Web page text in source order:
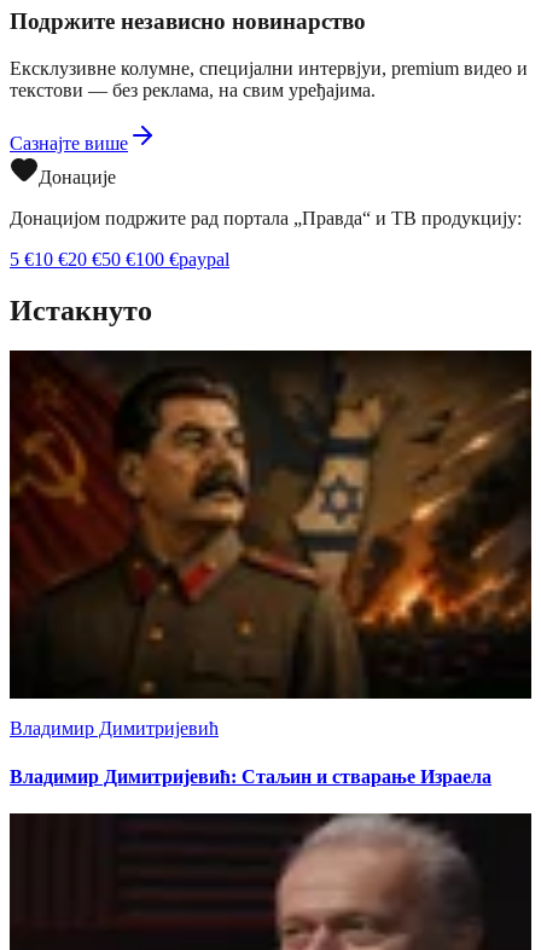
Подржите независно новинарство
Ексклузивне колумне, специјални интервјуи, premium видео и
текстови — без реклама, на свим уређајима.
Сазнајте више
Донације
Донацијом подржите рад портала „Правда“ и ТВ продукцију:
5 €10 €20 €50 €100 €paypal
Истакнуто
Владимир Димитријевић
Владимир Димитријевић: Стаљин и стварање Израела